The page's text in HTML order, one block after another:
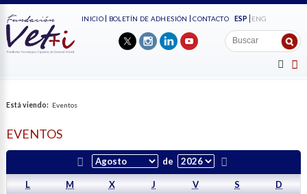
INICIO BOLETÍN DE ADHESIÓN CONTACTO ESP ENG
Está viendo: Eventos
EVENTOS
de
L M X J V S
D